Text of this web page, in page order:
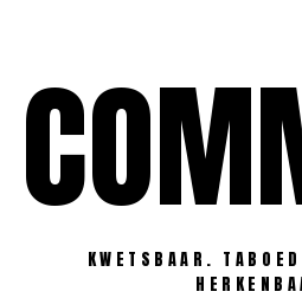
inhoud
KWETSBAAR.